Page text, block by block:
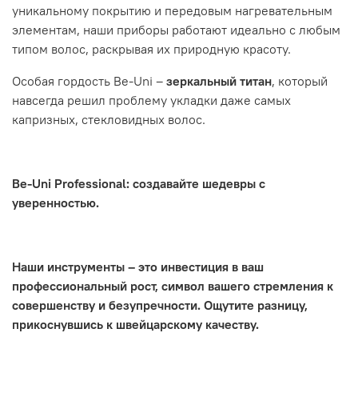
уникальному покрытию и передовым нагревательным
элементам, наши приборы работают идеально с любым
типом волос, раскрывая их природную красоту.
Особая гордость Be-Uni – зеркальный титан, который
навсегда решил проблему укладки даже самых
капризных, стекловидных волос.
Be-Uni Professional: создавайте шедевры с
уверенностью.
Наши инструменты – это инвестиция в ваш
профессиональный рост, символ вашего стремления к
совершенству и безупречности. Ощутите разницу,
прикоснувшись к швейцарскому качеству.